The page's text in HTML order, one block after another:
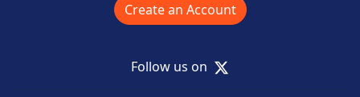
Create an Account
Follow us on X